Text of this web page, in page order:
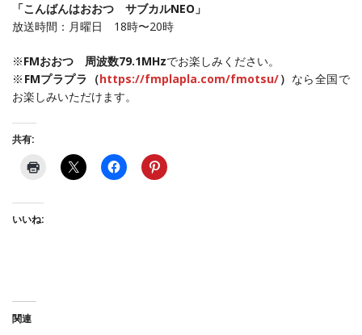
「こんばんはおおつ サブカルNEO」
放送時間：月曜日 18時〜20時
※FMおおつ 周波数79.1MHzでお楽しみください。
※ FMプラプラ（https://fmplapla.com/fmotsu/） なら全国で
お楽しみいただけます。
共有:
いいね:
関連